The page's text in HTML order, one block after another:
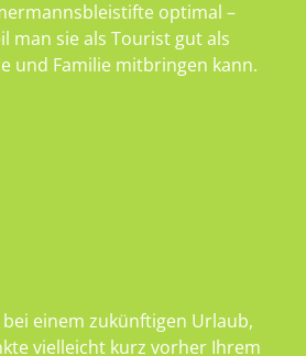
optimal –
man sie als Tourist gut als
und Familie mitbringen kann.
einem zukünftigen Urlaub,
vielleicht kurz vorher Ihrem